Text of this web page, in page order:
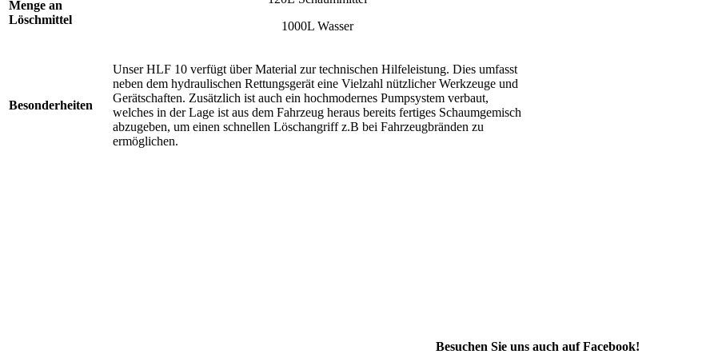
Menge an
Löschmittel
1000L Wasser
Besonderheiten
Unser HLF 10 verfügt über Material zur technischen Hilfeleistung. Dies umfasst
neben dem hydraulischen Rettungsgerät eine Vielzahl nützlicher Werkzeuge und
Gerätschaften. Zusätzlich ist auch ein hochmodernes Pumpsystem verbaut,
welches in der Lage ist aus dem Fahrzeug heraus bereits fertiges Schaumgemisch
abzugeben, um einen schnellen Löschangriff z.B bei Fahrzeugbränden zu
ermöglichen.
Besuchen Sie uns auch auf Facebook!